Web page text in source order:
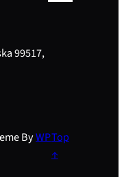
99517,
ByWPTop
↑